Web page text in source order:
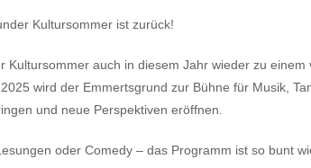
Kultursommer ist zurück!
Kultursommer auch in diesem Jahr wieder zu einem
wird der Emmertsgrund zur Bühne für Musik,
und neue Perspektiven eröffnen.
oder Comedy – das Programm ist so bunt